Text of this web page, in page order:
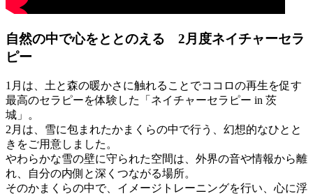
自然の中で心をととのえる 2月度ネイチャーセラ
ピー
1月は、土と森の暖かさに触れることでココロの再生を促す
最高のセラピーを体験した「ネイチャーセラピー in 茨
城」。
2月は、雪に包まれたかまくらの中で行う、幻想的なひとと
きをご用意しました。
やわらかな雪の壁に守られた空間は、外界の音や情報から離
れ、自分の内側と深くつながる場所。
そのかまくらの中で、イメージトレーニングを行い、心に浮